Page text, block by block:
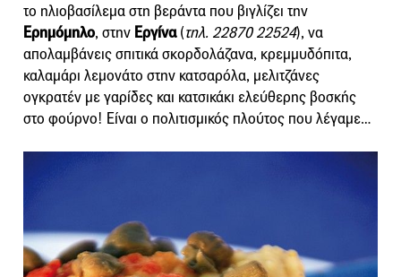
το ηλιοβασίλεμα στη βεράντα που βιγλίζει την
Ερημόμηλο, στην Εργίνα(τηλ. 22870 22524), να
απολαμβάνεις σπιτικά σκορδολάζανα, κρεμμυδόπιτα,
καλαμάρι λεμονάτο στην κατσαρόλα, μελιτζάνες
ογκρατέν με γαρίδες και κατσικάκι ελεύθερης βοσκής
στο φούρνο! Είναι ο πολιτισμικός πλούτος που λέγαμε…